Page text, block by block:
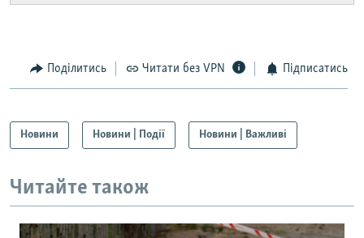
Поділитись Читати без VPN Підписатись
Новини Новини | Події Новини | Важливі
Читайте також